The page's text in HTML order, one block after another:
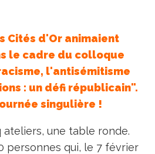
Cités d'Or animaient
le cadre du colloque
l'antisémitisme
: un défi républicain".
singulière !
ateliers, une table ronde.
personnes qui, le 7 février